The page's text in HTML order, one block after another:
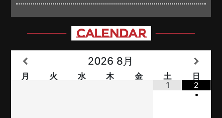
CALENDAR
2026 8月
月 火 水 木 金 土
日
1
2
•